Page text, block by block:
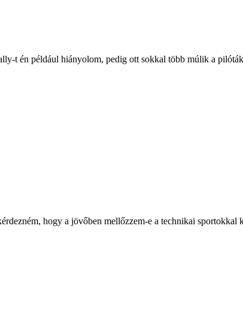
t én például hiányolom, pedig ott sokkal több múlik a
hogy a jövőben mellőzzem-e a technikai sportokkal